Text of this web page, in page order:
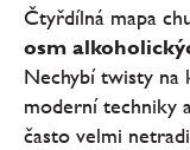
Čtyřdílná mapa
osm
Nechybí twisty na
moderní techniky
často velmi